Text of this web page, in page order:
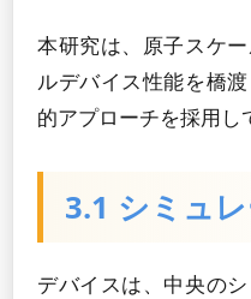
本研究は、原子スケ
ルデバイス性能を橋
的アプローチを採用し
3.1 シミュ
デバイスは、中央の